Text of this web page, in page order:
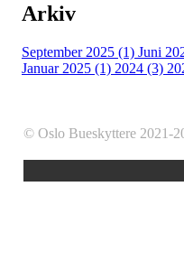
Arkiv
September 2025 (1) Juni
Januar 2025 (1) 2024 (3)
© Oslo Bueskyttere 2021-